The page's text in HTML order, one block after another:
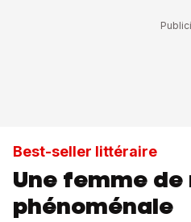
Best-seller littéraire
Une femme
phénoménale